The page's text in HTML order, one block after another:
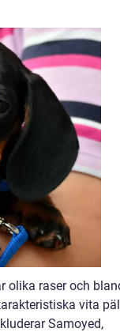
olika raser och
vita
Samoyed,